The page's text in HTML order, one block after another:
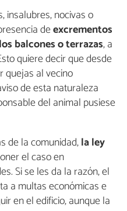
insalubres, nocivas o
deexcrementos
balcones o terrazas, a
quiere decir que desde
quejas al vecino
de esta naturaleza
del animal pusiese
de la comunidad,la ley
el caso en
Si se les da la razón, el
a multas económicas e
en el edificio, aunque la